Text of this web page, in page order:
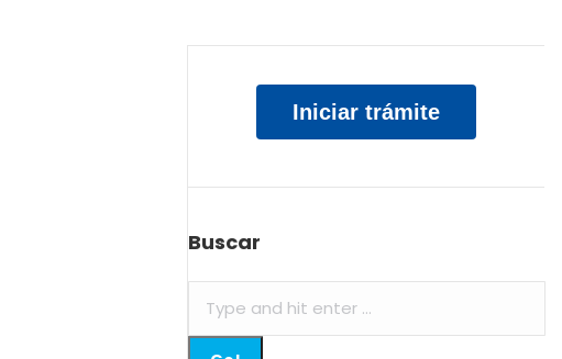
Iniciar trámite
Buscar